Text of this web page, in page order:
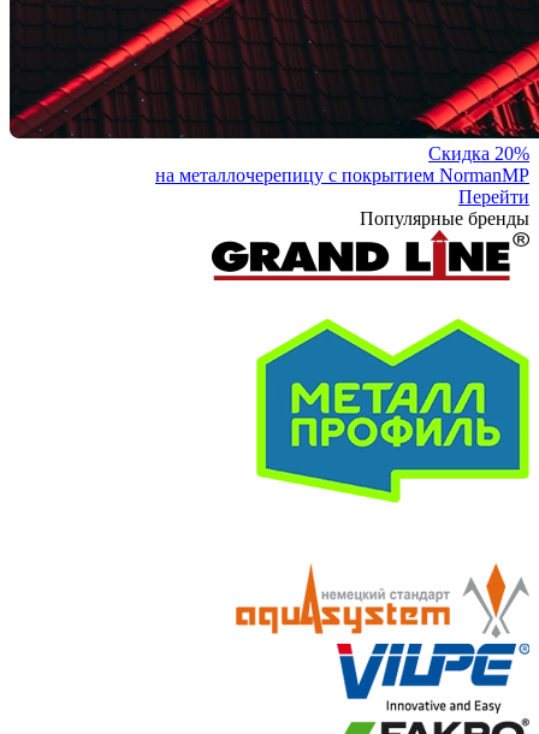
Скидка 20%
на металлочерепицу с покрытием NormanMP
Перейти
Популярные бренды